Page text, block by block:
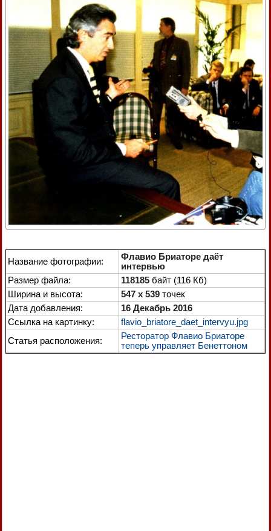
Название фотографии:
Флавио Бриаторе даёт
интервью
Размер файла:
118185 байт (116 Кб)
Ширина и высота:
547 x 539 точек
Дата добавления:
16 Декабрь 2016
Ссылка на картинку:
flavio_briatore_daet_intervyu.jpg
Статья расположения:
Ресторатор Флавио Бриаторе
теперь управляет Бенеттоном